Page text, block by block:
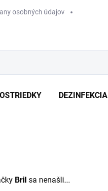
osobných údajov
DEZINFEKCIA
Bril sa nenašli...